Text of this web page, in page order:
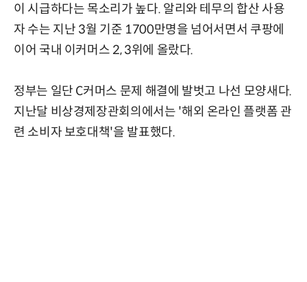
이 시급하다는 목소리가 높다. 알리와 테무의 합산 사용
자 수는 지난 3월 기준 1700만명을 넘어서면서 쿠팡에
이어 국내 이커머스 2, 3위에 올랐다.
정부는 일단 C커머스 문제 해결에 발벗고 나선 모양새다.
지난달 비상경제장관회의에서는 '해외 온라인 플랫폼 관
련 소비자 보호대책'을 발표했다.